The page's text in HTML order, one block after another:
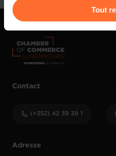
Pour de plus amples
nous utilisons lescookies et
vos données personnelles,
Charte d’usage des cookies
protection des données
Tout
Adresse
Contact
(+352) 42 39 39 1